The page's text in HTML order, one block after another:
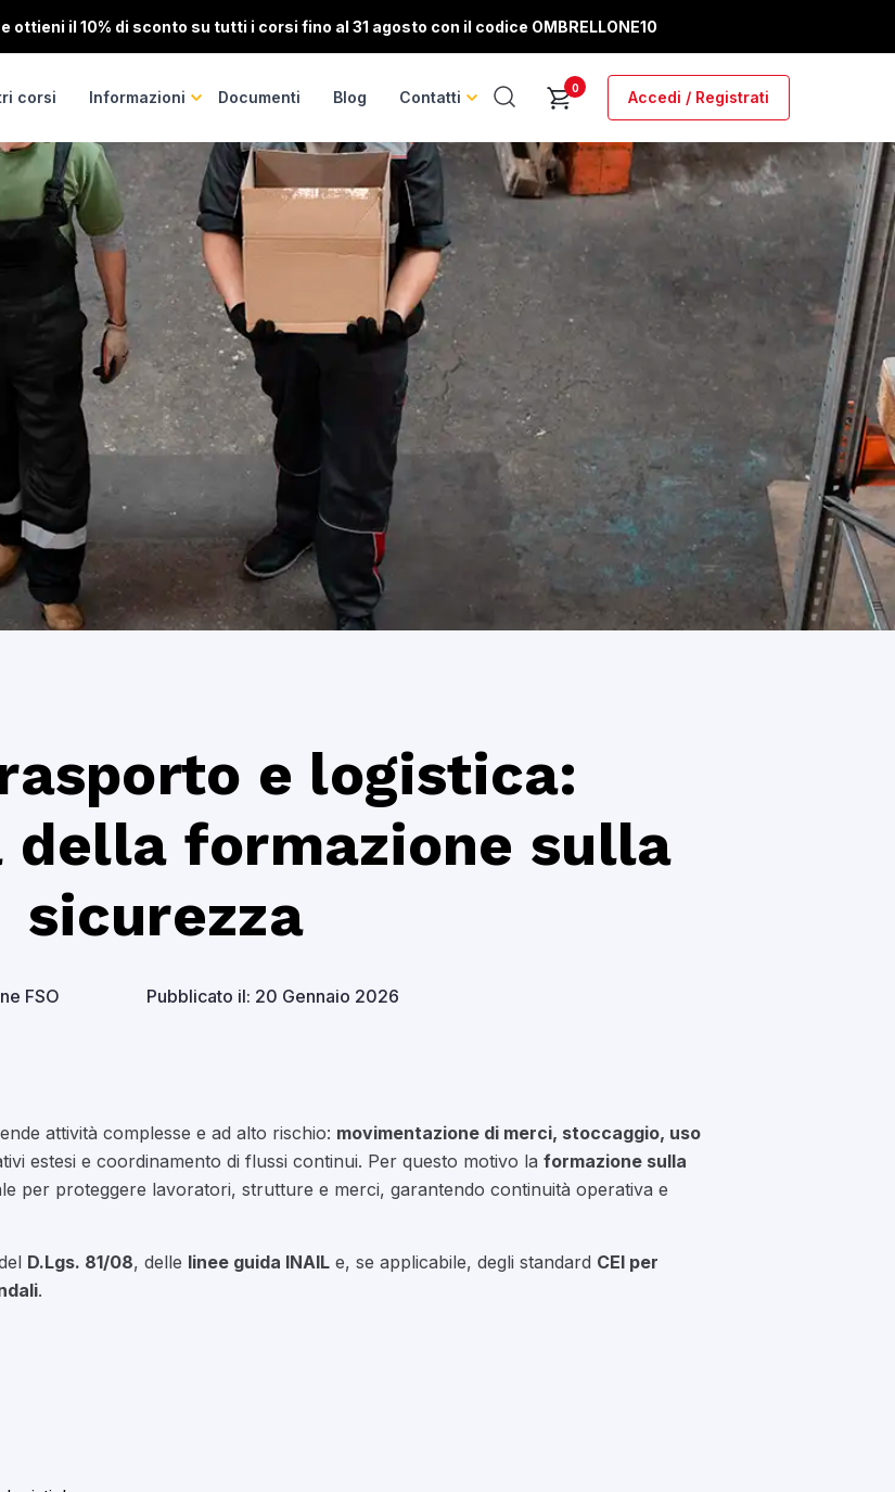
ottieni il 10% di sconto su tutti i corsi fino al 31 agosto con il codice OMBRELLONE10
corsi Informazioni Documenti Blog Contatti 0 Accedi / Registrati
e logistica:
della formazione sulla
sicurezza
FSO Pubblicato il: 20 Gennaio 2026
attività complesse e ad alto rischio: movimentazione di merci, stoccaggio, uso
estesi e coordinamento di flussi continui. Per questo motivo la formazione sulla
per proteggere lavoratori, strutture e merci, garantendo continuità operativa e
D.Lgs. 81/08, delle linee guida INAIL e, se applicabile, degli standard CEI per
.